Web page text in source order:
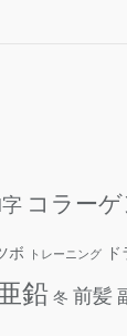
コラーゲ
ボ トレーニング
鉛 冬 前髪